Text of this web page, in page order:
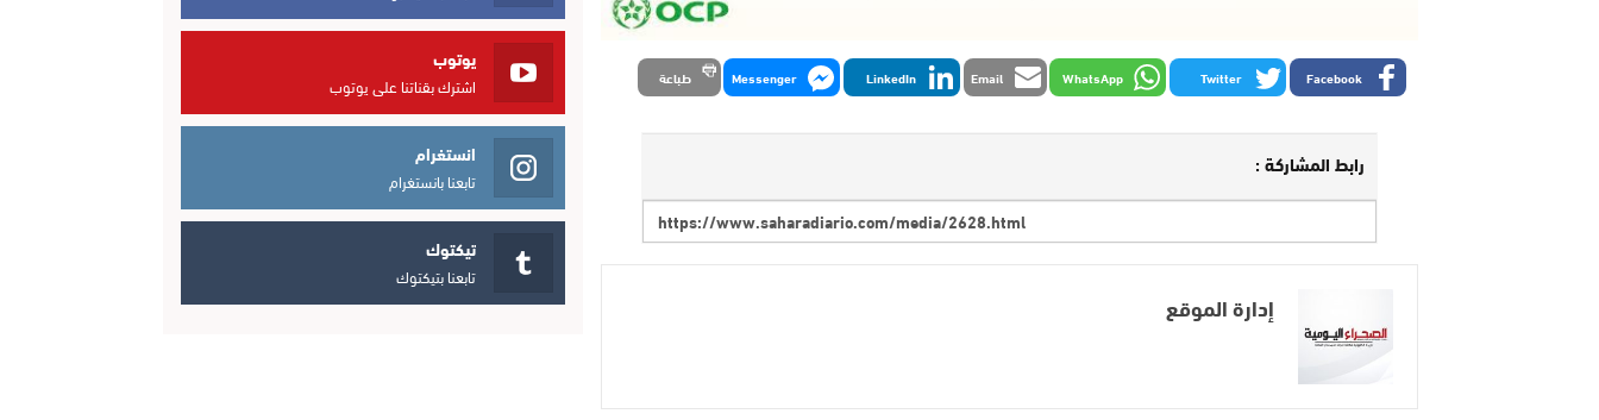
Facebook
Twitter
WhatsApp
Email
LinkedIn
Messenger طباعة
رابط المشاركة :
إدارة الموقع
يوتوب
اشترك بقناتنا على يوتوب
انستغرام
تابعنا بانستغرام
تيكتوك
تابعنا بتيكتوك